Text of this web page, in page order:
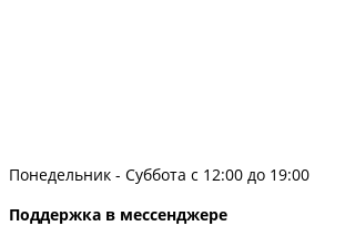
Понедельник - Суббота с 12:00 до 19:00
Поддержка в мессенджере